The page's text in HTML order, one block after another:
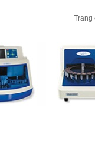
Trang